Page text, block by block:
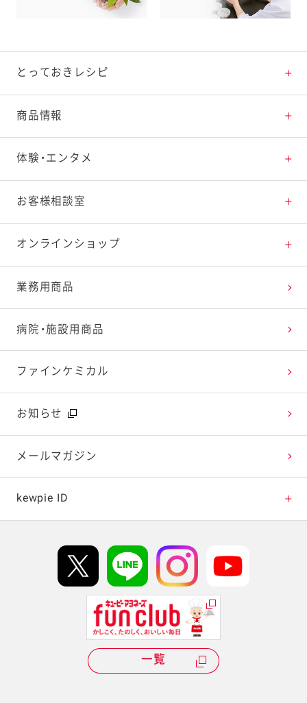
とっておきレシピ
とっておきレシピトップ
素材の知識
料理の基本
特集レシピ
レシピランキング
レシピ動画
今日のレシピギャラリー
商品情報
商品情報トップ
新商品・リニューアル品一覧
販売終了商品一覧
体験・エンタメ
体験・エンタメトップ
マヨテラス（見学施設）
オープンキッチン（工場見学）
深谷テラス ヤサイな仲間たちファーム
おたのしみコンテンツ
広告ギャラリー
テレビ・ラジオ
キャンペーン・イベント
お客様相談室
お客様相談室トップ
よくお寄せいただくご質問
お客様の声を活かしました
オンラインショップ
Qummy
キユーピーウエルネス
業務用商品
病院・施設用商品
ファインケミカル
お知らせ
メールマガジン
kewpie ID
Hi! kewpieについて
Qummyについて
一覧